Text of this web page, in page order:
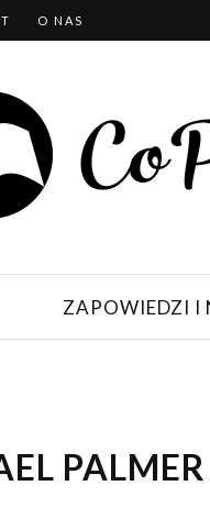
O NAS
ZAPOWIEDZI I